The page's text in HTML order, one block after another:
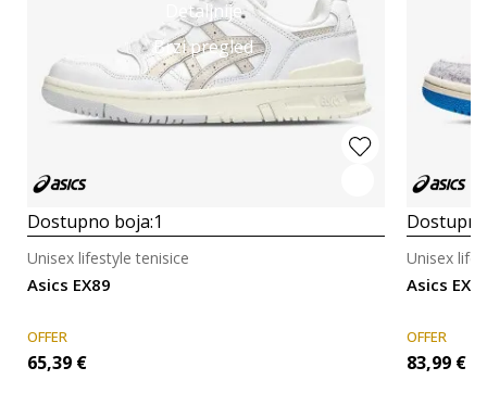
Detaljnije
Brzi pregled
Dostupno boja:1
Asics EX89
Unisex lifestyle tenisice
OFFER
65,39 €
Asics
Unisex
OFFER
83,99 €